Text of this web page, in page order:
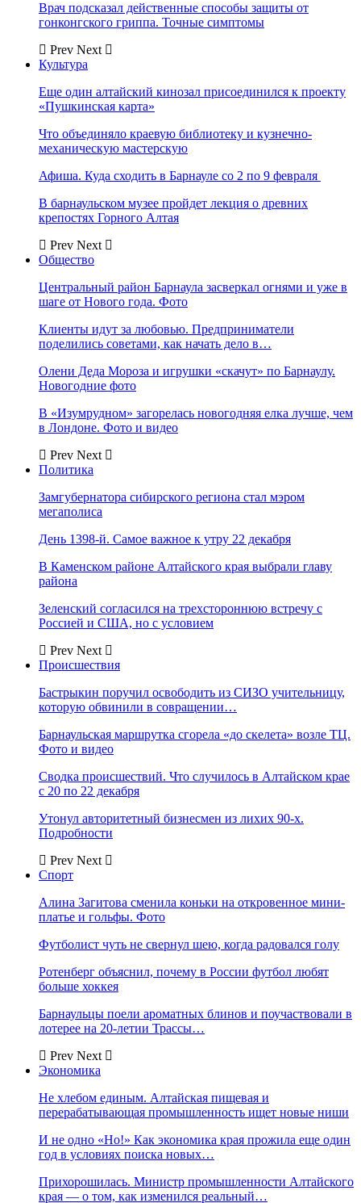
Врач подсказал действенные способы защиты от
гонконгского гриппа. Точные симптомы
Prev Next
Культура
Еще один алтайский кинозал присоединился к проекту
«Пушкинская карта»
Что объединяло краевую библиотеку и кузнечно-
механическую мастерскую
Афиша. Куда сходить в Барнауле со 2 по 9 февраля
В барнаульском музее пройдет лекция о древних
крепостях Горного Алтая
Prev Next
Общество
Центральный район Барнаула засверкал огнями и уже в
шаге от Нового года. Фото
Клиенты идут за любовью. Предприниматели
поделились советами, как начать дело в…
Олени Деда Мороза и игрушки «скачут» по Барнаулу.
Новогодние фото
В «Изумрудном» загорелась новогодняя елка лучше, чем
в Лондоне. Фото и видео
Prev Next
Политика
Замгубернатора сибирского региона стал мэром
мегаполиса
День 1398-й. Самое важное к утру 22 декабря
В Каменском районе Алтайского края выбрали главу
района
Зеленский согласился на трехстороннюю встречу с
Россией и США, но с условием
Prev Next
Происшествия
Бастрыкин поручил освободить из СИЗО учительницу,
которую обвинили в совращении…
Барнаульская маршрутка сгорела «до скелета» возле ТЦ.
Фото и видео
Сводка происшествий. Что случилось в Алтайском крае
с 20 по 22 декабря
Утонул авторитетный бизнесмен из лихих 90-х.
Подробности
Prev Next
Спорт
Алина Загитова сменила коньки на откровенное мини-
платье и гольфы. Фото
Футболист чуть не свернул шею, когда радовался голу
Ротенберг объяснил, почему в России футбол любят
больше хоккея
Барнаульцы поели ароматных блинов и поучаствовали в
лотерее на 20-летии Трассы…
Prev Next
Экономика
Не хлебом единым. Алтайская пищевая и
перерабатывающая промышленность ищет новые ниши
И не одно «Но!» Как экономика края прожила еще один
год в условиях поиска новых…
Прихорошилась. Министр промышленности Алтайского
края — о том, как изменился реальный…